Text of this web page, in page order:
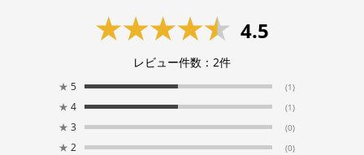
4.5
レビュー件数： 2件
★ 5 (1)
★ 4 (1)
★ 3 (0)
★ 2 (0)